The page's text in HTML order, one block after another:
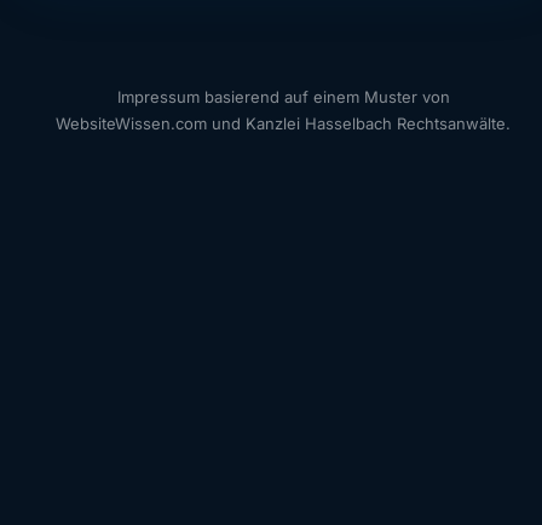
Impressum basierend auf einem Muster von
WebsiteWissen.com und Kanzlei Hasselbach Rechtsanwälte.